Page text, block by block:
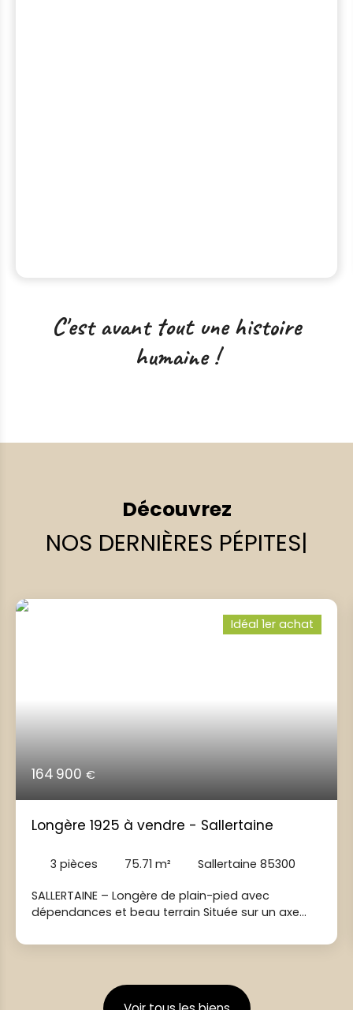
C'est avant tout une histoire
humaine !
Découvrez
NOS DERNIÈRES PÉPITES|
164 900 €
Idéal 1er achat
Longère 1925 à vendre - Sallertaine
3 pièces 75.71 m² Sallertaine 85300
SALLERTAINE – Longère de plain-pied avec
dépendances et beau terrain Située sur un axe
permet des déplacements facilités au quotidien,
offre un beau potentiel pour un premier achat ou